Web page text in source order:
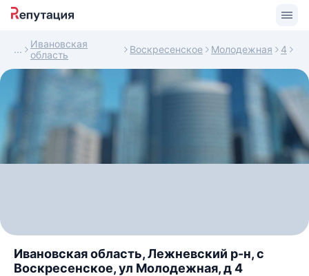
Ивановская
область
Воскресенское Молодежная 4
Ивановская область, Лежневский р-н, с
Воскресенское, ул Молодежная, д 4